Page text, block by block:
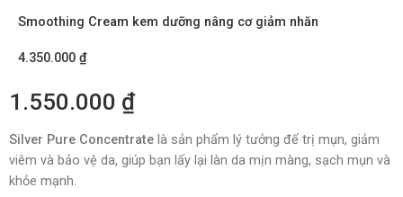
Smoothing Cream kem dưỡng nâng cơ giảm nhăn
4.350.000 ₫
1.550.000 ₫
Silver Pure Concentrate là sản phẩm lý tưởng để trị mụn, giảm
viêm và bảo vệ da, giúp bạn lấy lại làn da mịn màng, sạch mụn và
khỏe mạnh.